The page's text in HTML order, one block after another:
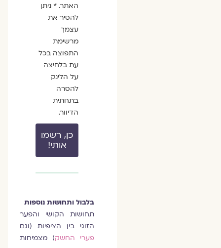
האתר. * ניתן
להסיר את
עצמך
מרשימת
התפוצה בכל
עת בלחיצה
על הלינק
להסרה
בתחתית
הדיוור.
כן, רשמו
אותי!
בלבול ותחושות נוספות
תחושות הקושי והפער
הזוגי בין הציפיות (וגם
פערי החשק) מצמיחות